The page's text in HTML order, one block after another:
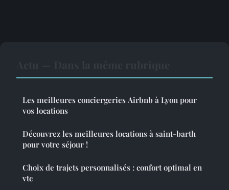
Les meilleures conciergeries Airbnb à Lyon pour
vos locations
Découvrez les meilleures locations à saint-barth
pour votre séjour !
Choix de trajets personnalisés : confort optimal en
vtc